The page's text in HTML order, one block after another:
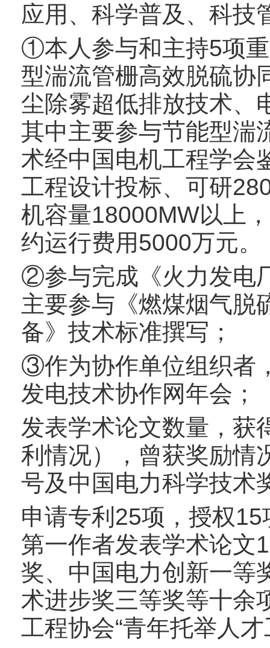
应用、科学普及、科技
①本人参与和主持5项
型湍流管栅高效脱硫协
尘除雾超低排放技术、
其中主要参与节能型湍
术经中国电机工程学会
工程设计投标、可研
机容量18000MW以上
约运行费用5000万元。
②参与完成《火力发电
主要参与《燃煤烟气脱
备》技术标准撰写；
③作为协作单位组织者
发电技术协作网年会；
发表学术论文数量，获
利情况），曾获奖励情
号及中国电力科学技术
申请专利25项，授权
第一作者发表学术论文
奖、中国电力创新一等
术进步奖三等奖等十余
工程协会“青年托举人才